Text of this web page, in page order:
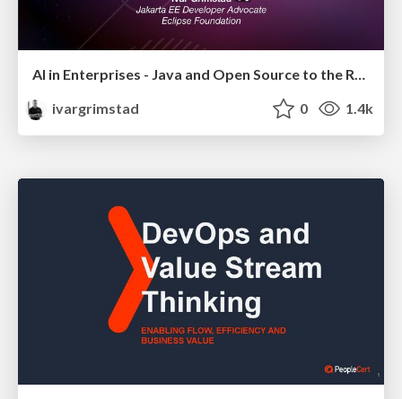
AI in Enterprises - Java and Open Source to the Rescue
ivargrimstad
0 1.4k